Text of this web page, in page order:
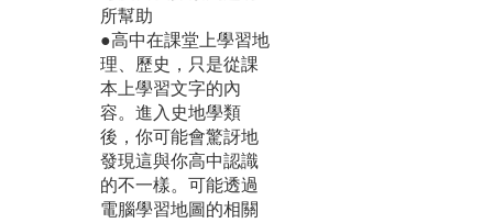
所幫助
●高中在課堂上學習地
理、歷史，只是從課
本上學習文字的內
容。進入史地學類
後，你可能會驚訝地
發現這與你高中認識
的不一樣。可能透過
電腦學習地圖的相關